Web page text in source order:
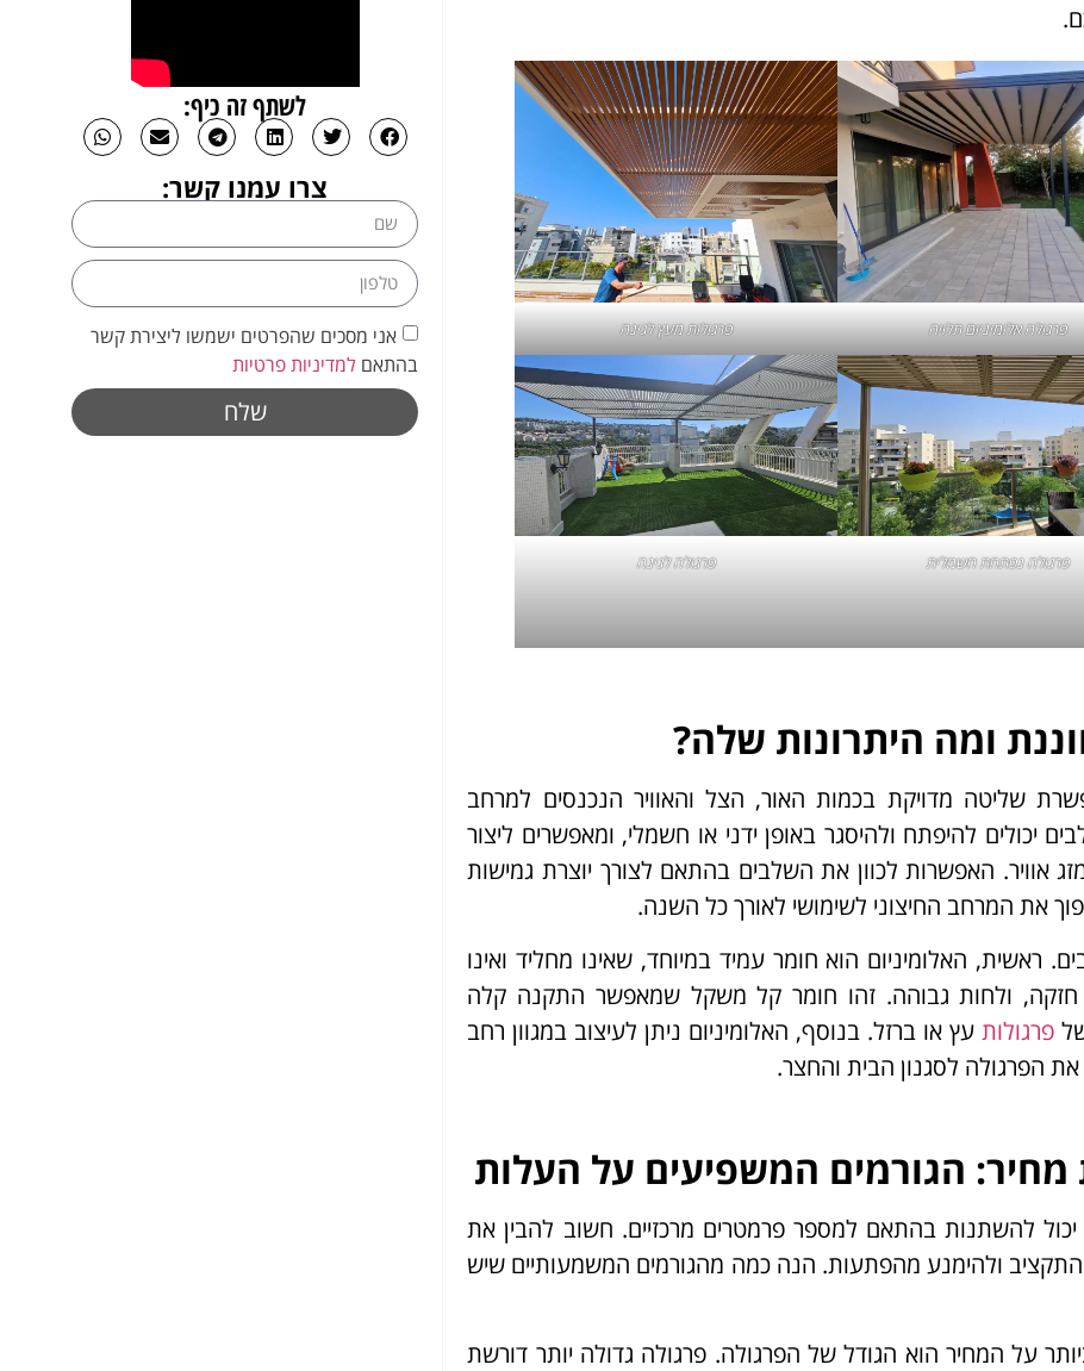
פרגולה אלומיניום תלויה פרגולות מעץ לגינה
פרגולה נפתחת חשמלית פרגולה לגינה
ומה היתרונות שלה?
שליטה מדויקת בכמות האור, הצל והאוויר הנכנסים למרחב
יכולים להיפתח ולהיסגר באופן ידני או חשמלי, ומאפשרים ליצור
אוויר. האפשרות לכוון את השלבים בהתאם לצורך יוצרת גמישות
את המרחב החיצוני לשימושי לאורך כל השנה.
ראשית, האלומיניום הוא חומר עמיד במיוחד, שאינו מחליד ואינו
ולחות גבוהה. זהו חומר קל משקל שמאפשר התקנה קלה
פרגולותעץ או ברזל. בנוסף, האלומיניום ניתן לעיצוב במגוון רחב
הפרגולה לסגנון הבית והחצר.
מחיר: הגורמים המשפיעים על העלות
יכול להשתנות בהתאם למספר פרמטרים מרכזיים. חשוב להבין את
התקציב ולהימנע מהפתעות. הנה כמה מהגורמים המשמעותיים שיש
על המחיר הוא הגודל של הפרגולה. פרגולה גדולה יותר דורשת
לשתף זה כיף:
צרו עמנו קשר:
אני מסכים שהפרטים ישמשו ליצירת קשר
בהתאם למדיניות פרטיות
שלח